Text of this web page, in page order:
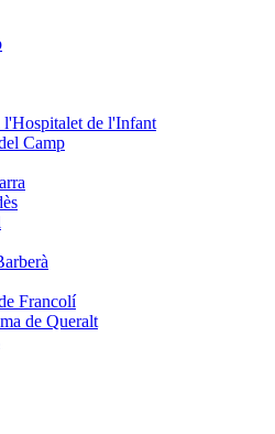
l'Hospitalet de l'Infant
Camp
Francolí
de Queralt